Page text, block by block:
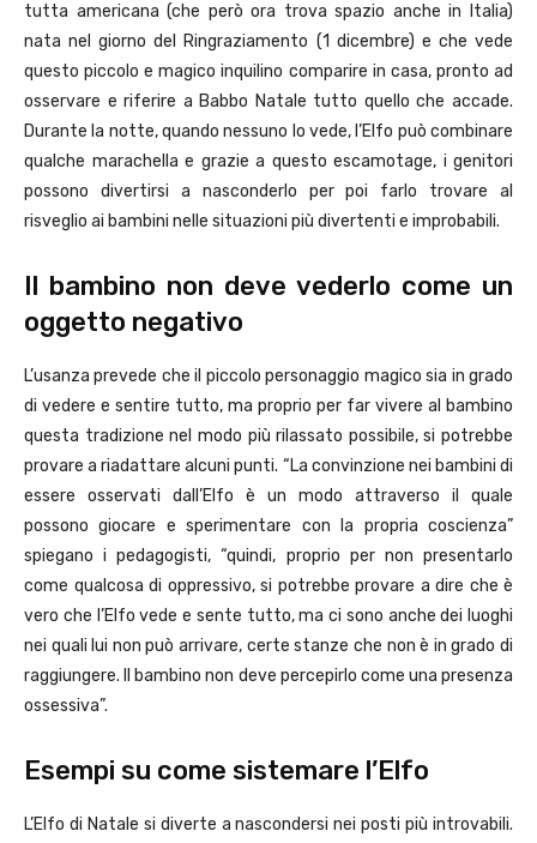
tutta americana (che però ora trova spazio anche in Italia)
nata nel giorno del Ringraziamento (1 dicembre) e che vede
questo piccolo e magico inquilino comparire in casa, pronto ad
osservare e riferire a Babbo Natale tutto quello che accade.
Durante la notte, quando nessuno lo vede, l’Elfo può combinare
qualche marachella e grazie a questo escamotage, i genitori
possono divertirsi a nasconderlo per poi farlo trovare al
risveglio ai bambini nelle situazioni più divertenti e improbabili.
Il bambino non deve vederlo come un
oggetto negativo
L’usanza prevede che il piccolo personaggio magico sia in grado
di vedere e sentire tutto, ma proprio per far vivere al bambino
questa tradizione nel modo più rilassato possibile, si potrebbe
provare a riadattare alcuni punti. “La convinzione nei bambini di
essere osservati dall’Elfo è un modo attraverso il quale
possono giocare e sperimentare con la propria coscienza”
spiegano i pedagogisti, “quindi, proprio per non presentarlo
come qualcosa di oppressivo, si potrebbe provare a dire che è
vero che l’Elfo vede e sente tutto, ma ci sono anche dei luoghi
nei quali lui non può arrivare, certe stanze che non è in grado di
raggiungere. Il bambino non deve percepirlo come una presenza
ossessiva”.
Esempi su come sistemare l’Elfo
L’Elfo di Natale si diverte a nascondersi nei posti più introvabili.